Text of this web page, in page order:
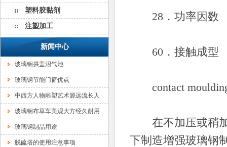
塑料胶黏剂
注塑加工
新闻中心
玻璃钢拱盖沼气池
玻璃钢节能门窗优点
中西方人物雕塑艺术源远流长人
玻璃钢布草车美观大方经久耐用
玻璃钢制品用途
脱硫塔的使用注意事项
28．功率因数
60．接触成型
contact
在不加压或稍加
下制造增强玻璃钢